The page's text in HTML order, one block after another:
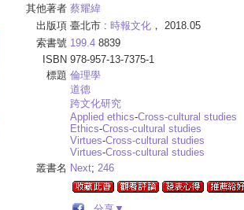
其他著者 蔡耀緯
出版項 臺北市 : 時報文化 ， 2018.05
索書號 199.4 8839
ISBN 978-957-13-7375-1
標題 倫理學
道德
跨文化研究
Applied ethics-Cross-cultural studies
Ethics-Cross-cultural studies
Virtues-Cross-cultural studies
Virtues-Cross-cultural studies
叢書名 Next; 246